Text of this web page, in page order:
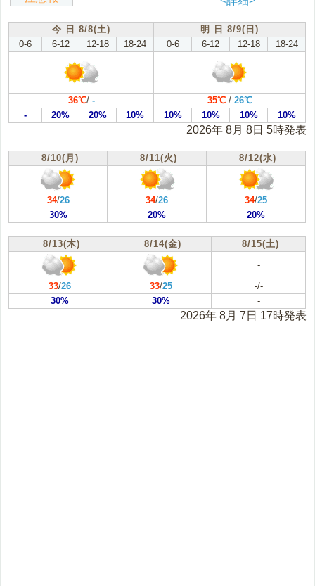
今 日 8/8(土)
明 日 8/9(日)
0-6
6-12 12-18 18-24 0-6 6-12 12-18 18-24
36℃/ - 35℃/ 26℃
-
20% 20% 10% 10% 10% 10% 10%
2026年 8月 8日 5時発表
8/10(月) 8/11(火) 8/12(水)
34/26 34/26 34/25
30%
20% 20%
8/13(木) 8/14(金)
8/15(土)
-
33/26 33/25
-/-
30%
30% -
2026年 8月 7日 17時発表